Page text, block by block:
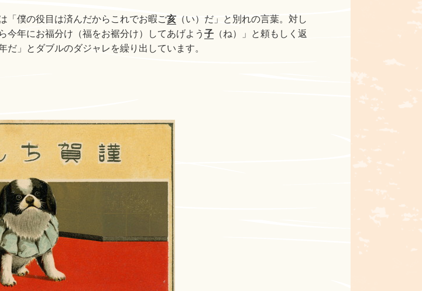
「僕の役目は済んだからこれでお暇ご亥 （い）だ」と別れの言葉。対し
今年にお福分け（福をお裾分け）してあげよう 子 （ね）」と頼もしく返
だ」とダブルのダジャレを繰り出しています。